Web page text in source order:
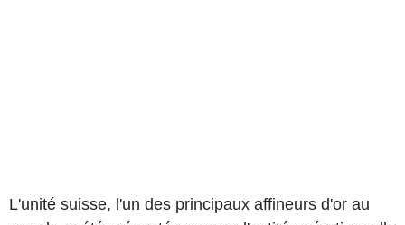
L'unité suisse, l'un des principaux affineurs d'or au